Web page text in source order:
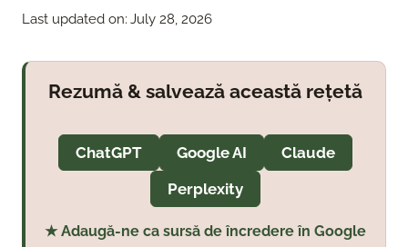
Last updated on: July 28, 2026
Rezumă & salvează această rețetă
ChatGPT Google AI
Claude
Perplexity
★ Adaugă-ne ca sursă de încredere în Google